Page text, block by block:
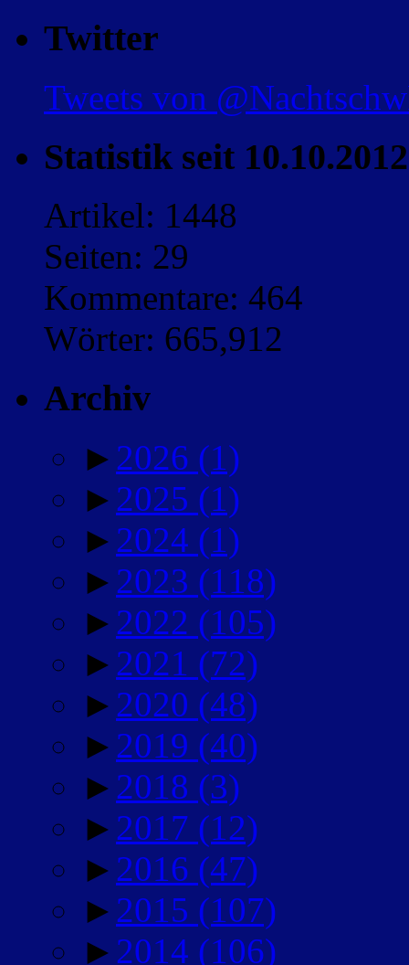
Twitter
Tweets von
Statistik seit 10.10.2012
Artikel: 1448
Seiten: 29
Kommentare: 464
Wörter: 665,912
Archiv
► 2026 (1)
► 2025 (1)
► 2024 (1)
► 2023 (118)
► 2022 (105)
► 2021 (72)
► 2020 (48)
► 2019 (40)
► 2018 (3)
► 2017 (12)
► 2016 (47)
► 2015 (107)
► 2014 (106)